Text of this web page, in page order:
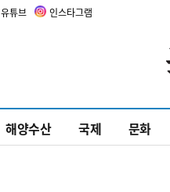
유튜브 인스타그램
해양수산 국제 문화